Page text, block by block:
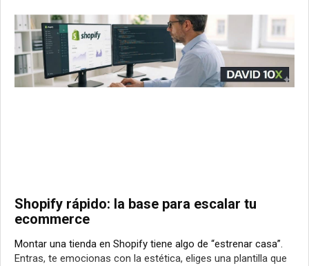
Shopify rápido: la base para escalar tu
ecommerce
Montar una tienda en Shopify tiene algo de “estrenar casa”.
Entras, te emocionas con la estética, eliges una plantilla que